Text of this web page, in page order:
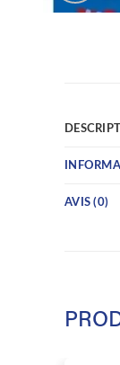
AVIS (0)